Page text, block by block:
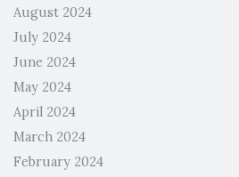
August 2024
July 2024
June 2024
May 2024
April 2024
March 2024
February 2024